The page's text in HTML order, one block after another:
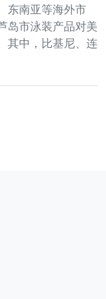
东南亚等海外市
岛市泳装产品对美
其中，比基尼、连